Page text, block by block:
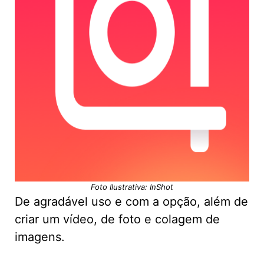
Foto Ilustrativa: InShot
De agradável uso e com a opção, além de
criar um vídeo, de foto e colagem de
imagens.